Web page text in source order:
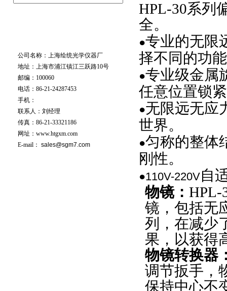
公司名称：上海绘统光学仪器厂
地址：上海市浦江镇江三跃路10号
邮编：100060
电话：86-21-24287453
手机：
联系人：刘经理
传真：86-21-33321186
网址：www.htgxm.com
E-mail： sales@sgm7.com
HPL-30系列
全。
●专业的无限
择不同的功
●专业级金属
任意位置锁
●无限远无应
世界。
●匀称的整体
刚性。
●110V-220V自
物镜： HPL-
镜，包括无
列，在减少
果，以获得
物镜转换器
调节扳手，
保持中心不